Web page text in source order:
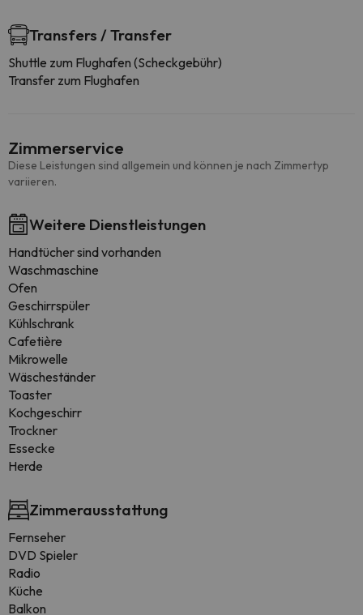
Transfers / Transfer
Shuttle zum Flughafen (Scheckgebühr)
Transfer zum Flughafen
Zimmerservice
Diese Leistungen sind allgemein und können je nach Zimmertyp
variieren.
Weitere Dienstleistungen
Handtücher sind vorhanden
Waschmaschine
Ofen
Geschirrspüler
Kühlschrank
Cafetière
Mikrowelle
Wäscheständer
Toaster
Kochgeschirr
Trockner
Essecke
Herde
Zimmerausstattung
Fernseher
DVD Spieler
Radio
Küche
Balkon